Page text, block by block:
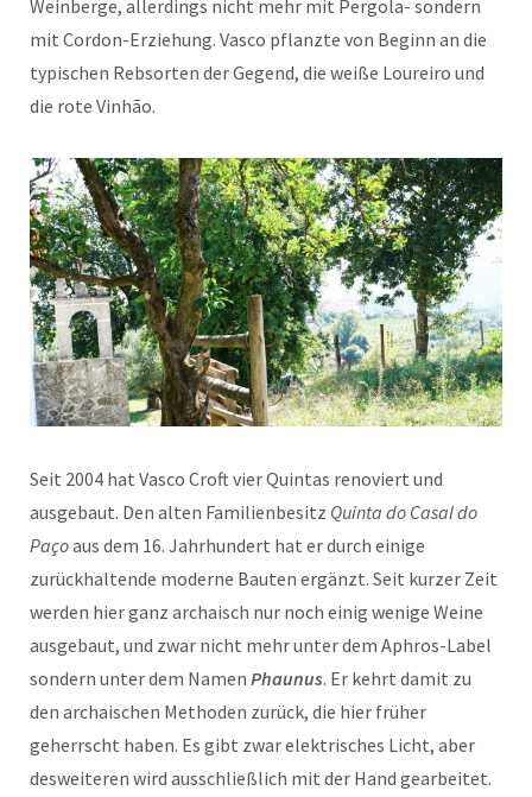
Weinberge, allerdings nicht mehr mit Pergola- sondern
mit Cordon-Erziehung. Vasco pflanzte von Beginn an die
typischen Rebsorten der Gegend, die weiße Loureiro und
die rote Vinhão.
Seit 2004 hat Vasco Croft vier Quintas renoviert und
ausgebaut. Den alten Familienbesitz Quinta do Casal do
Paçoaus dem 16. Jahrhundert hat er durch einige
zurückhaltende moderne Bauten ergänzt. Seit kurzer Zeit
werden hier ganz archaisch nur noch einig wenige Weine
ausgebaut, und zwar nicht mehr unter dem Aphros-Label
sondern unter dem Namen Phaunus. Er kehrt damit zu
den archaischen Methoden zurück, die hier früher
geherrscht haben. Es gibt zwar elektrisches Licht, aber
desweiteren wird ausschließlich mit der Hand gearbeitet.